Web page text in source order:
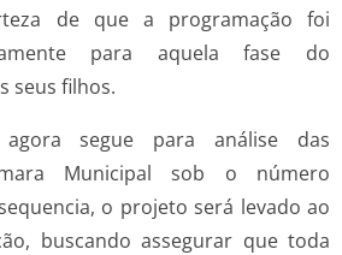
de que a programação foi
para aquela fase do
seus filhos.
segue para análise das
Municipal sob o número
o projeto será levado ao
buscando assegurar que toda